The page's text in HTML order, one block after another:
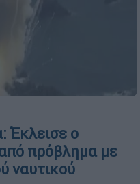
Έκλεισε ο
πρόβλημα με
ναυτικού